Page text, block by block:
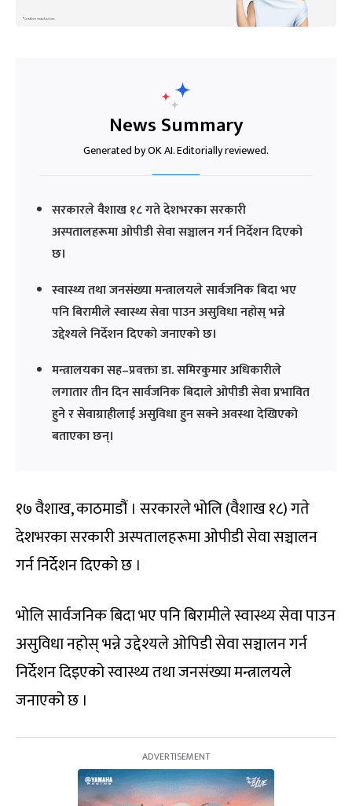
News Summary
Generated by OK AI. Editorially reviewed.
सरकारले वैशाख १८ गते देशभरका सरकारी
अस्पतालहरूमा ओपीडी सेवा सञ्चालन गर्न निर्देशन दिएको
छ।
स्वास्थ्य तथा जनसंख्या मन्त्रालयले सार्वजनिक बिदा भए
पनि बिरामीले स्वास्थ्य सेवा पाउन असुविधा नहोस् भन्ने
उद्देश्यले निर्देशन दिएको जनाएको छ।
मन्त्रालयका सह–प्रवक्ता डा. समिरकुमार अधिकारीले
लगातार तीन दिन सार्वजनिक बिदाले ओपीडी सेवा प्रभावित
हुने र सेवाग्राहीलाई असुविधा हुन सक्ने अवस्था देखिएको
बताएका छन्।
१७ वैशाख, काठमाडौं । सरकारले भोलि (वैशाख १८) गते
देशभरका सरकारी अस्पतालहरूमा ओपीडी सेवा सञ्चालन
गर्न निर्देशन दिएको छ ।
भोलि सार्वजनिक बिदा भए पनि बिरामीले स्वास्थ्य सेवा पाउन
असुविधा नहोस् भन्ने उद्देश्यले ओपिडी सेवा सञ्चालन गर्न
निर्देशन दिइएको स्वास्थ्य तथा जनसंख्या मन्त्रालयले
जनाएको छ ।